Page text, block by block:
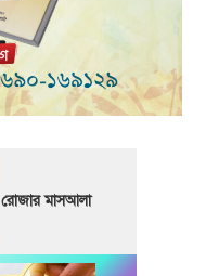
রোজার মাসআলা